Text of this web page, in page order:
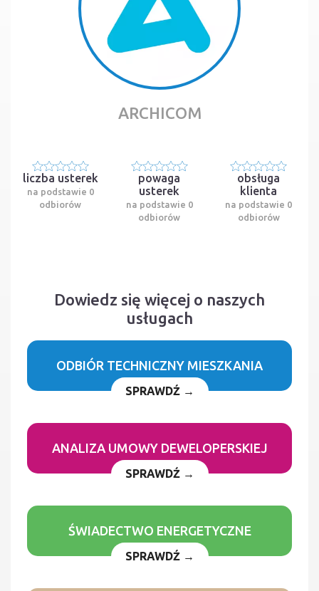
ARCHICOM
liczba usterek
na podstawie 0
odbiorów
powaga
usterek
na podstawie 0
odbiorów
obsługa
klienta
na podstawie 0
odbiorów
Dowiedz się więcej o naszych
usługach
ODBIÓR TECHNICZNY MIESZKANIA
SPRAWDŹ →
ANALIZA UMOWY DEWELOPERSKIEJ
SPRAWDŹ →
ŚWIADECTWO ENERGETYCZNE
SPRAWDŹ →